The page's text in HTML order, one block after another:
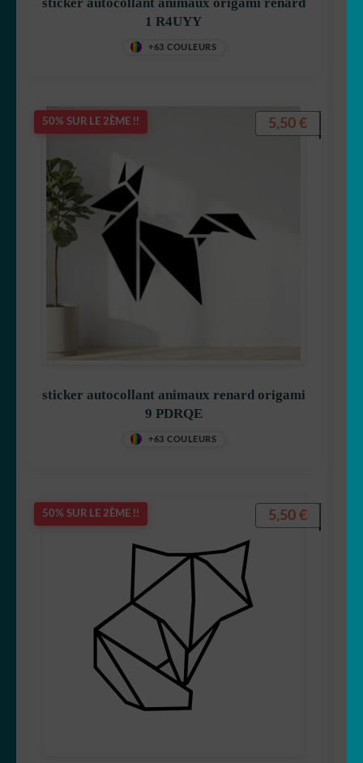
1 R4UYY
+63 COULEURS
50% SUR LE 2ÈME !!
sticker autocollant animaux renard origami
9 PDRQE
+63 COULEURS
5,50 €
50% SUR LE 2ÈME !! 5,50 €